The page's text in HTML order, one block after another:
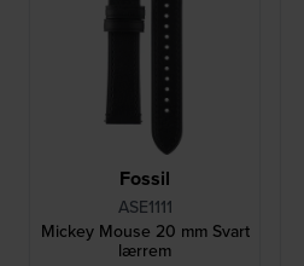
Fossil
ASE1111
Mickey Mouse 20 mm Svart
lærrem